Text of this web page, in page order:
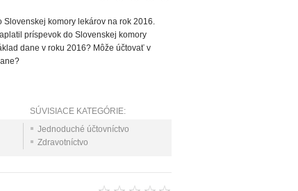
komory lekárov na rok 2016.
príspevok do Slovenskej komory
dane v roku 2016? Môže účtovať v
SÚVISIACE KATEGÓRIE:
Jednoduché účtovníctvo
Zdravotníctvo